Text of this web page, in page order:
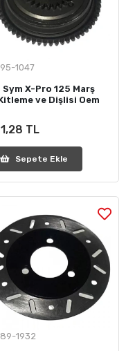
1047
Sym X-Pro 125 Marş
ve Dişlisi Oem
TL
Sepete Ekle
1932